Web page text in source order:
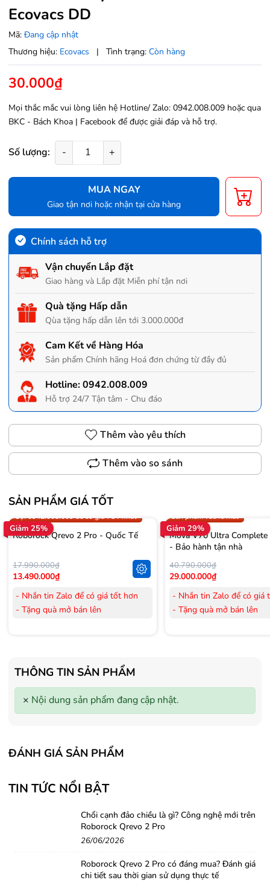
Ecovacs DD
Mã: Đang cập nhật
Thương hiệu: Ecovacs | Tình trạng: Còn hàng
30.000₫
Mọi thắc mắc vui lòng liên hệ Hotline/ Zalo: 0942.008.009 hoặc qua
BKC - Bách Khoa | Facebook để được giải đáp và hỗ trợ.
Số lượng: - +
MUA NGAY
Giao tận nơi hoặc nhận tại cửa hàng
Chính sách hỗ trợ
Vận chuyển Lắp đặt
Giao hàng và Lắp đặt Miễn phí tận nơi
Quà tặng Hấp dẫn
Qùa tặng hấp dẫn lên tới 3.000.000đ
Cam Kết về Hàng Hóa
Sản phẩm Chính hãng Hoá đơn chứng từ đầy đủ
Hotline:0942.008.009
Hỗ trợ 24/7 Tận tâm - Chu đáo
Thêm vào yêu thích
Thêm vào so sánh
SẢN PHẨM GIÁ TỐT
Giảm 25%
Trợ giá 300.000đ
Gọi 0942.008.009 để có giá TỐT nhất
Roborock Qrevo 2 Pro - Quốc Tế
17.990.000₫
13.490.000₫
- Nhắn tin Zalo để có giá tốt hơn
- Tặng quà mở bán lên
- Tặng Voucher trị giá
150.000đ
mua Máy lọc Không khí
- Cam kết hàng mới 100%.
- Lắp đặt, HDSD tại nhà nội thành
- Bảo hành 24 tháng chính hãng
Giảm 29%
Sản phẩm vừa ra mắt
Mova V70 Ultra
- Bảo hành tận nhà
40.790.000₫
29.000.000₫
- Nhắn tin Zalo để có giá
- Tặng quà mở bán lên
- Cam kết hàng mới
- Lắp đặt, HDSD tại nhà
THÔNG TIN SẢN PHẨM
× Nội dung sản phẩm đang cập nhật.
ĐÁNH GIÁ SẢN PHẨM
TIN TỨC NỔI BẬT
Chổi cạnh đảo chiều là gì? Công nghệ mới trên
Roborock Qrevo 2 Pro
26/06/2026
Roborock Qrevo 2 Pro có đáng mua? Đánh giá
chi tiết sau thời gian sử dụng thực tế